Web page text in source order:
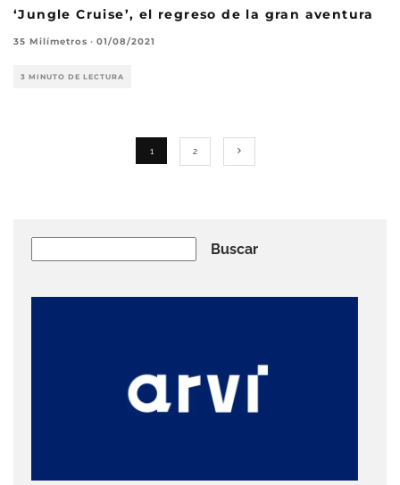
‘Jungle Cruise’, el regreso de la gran aventura
35 Milímetros · 01/08/2021
3 MINUTO DE LECTURA
1 2
Buscar